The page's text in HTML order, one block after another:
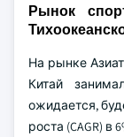
Рынок
На рынке
Китай
ожидается,
роста (CAGR) в